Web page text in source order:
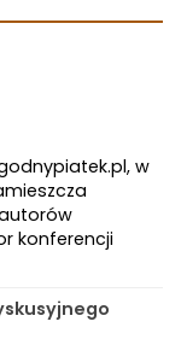
w
konferencji